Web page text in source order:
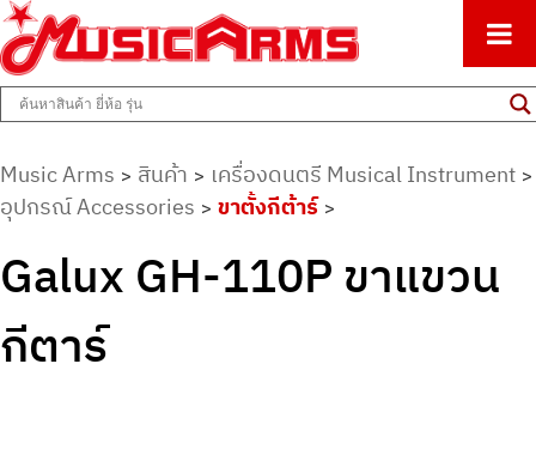
Music Arms
ศูนย์รวมครื่องดนตรีทุกชนิด ตั้งแต่เริ่มต้นถึงมืออาชีพ
Music Arms > สินค้า > เครื่องดนตรี Musical Instrument >
อุปกรณ์ Accessories > ขาตั้งกีต้าร์>
Galux GH-110P ขาแขวน
กีตาร์